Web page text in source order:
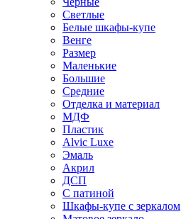
Светлые
Белые шкафы-купе
Венге
Размер
Маленькие
Большие
Средние
Отделка и материал
МДФ
Пластик
Alvic Luxe
Эмаль
Акрил
ДСП
С патиной
Шкафы-купе с зеркалом